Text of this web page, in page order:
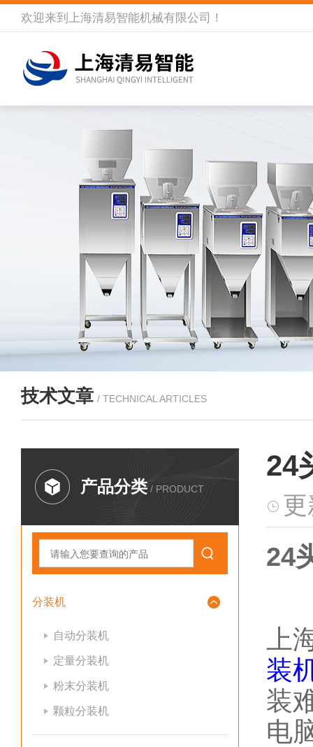
欢迎来到 上海清易智能机械有限公司 ！
技术文章 / TECHNICAL ARTICLES
产品分类 / PRODUCT
分装机
自动分装机
定量分装机
粉末分装机
颗粒分装机
24
24
上
装
装
电